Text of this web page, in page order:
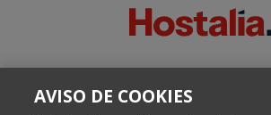
Escrito por el equipo de Comunicación de
AVISO DE COOKIES